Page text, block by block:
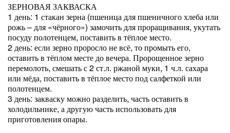
ЗЕРНОВАЯ ЗАКВАСКА
1 день: 1 стакан зерна (пшеница для пшеничного хлеба или
рожь – для «чёрного») замочить для проращивания, укутать
посуду полотенцем, поставить в тёплое место.
2 день: если зерно проросло не всё, то промыть его,
оставить в тёплом месте до вечера. Пророщенное зерно
перемолоть, смешать с 2 ст.л. ржаной муки, 1 ч.л. сахара
или мёда, поставить в тёплое место под салфеткой или
полотенцем.
3 день: закваску можно разделить, часть оставить в
холодильнике, а другую часть использовать для
приготовления опары.